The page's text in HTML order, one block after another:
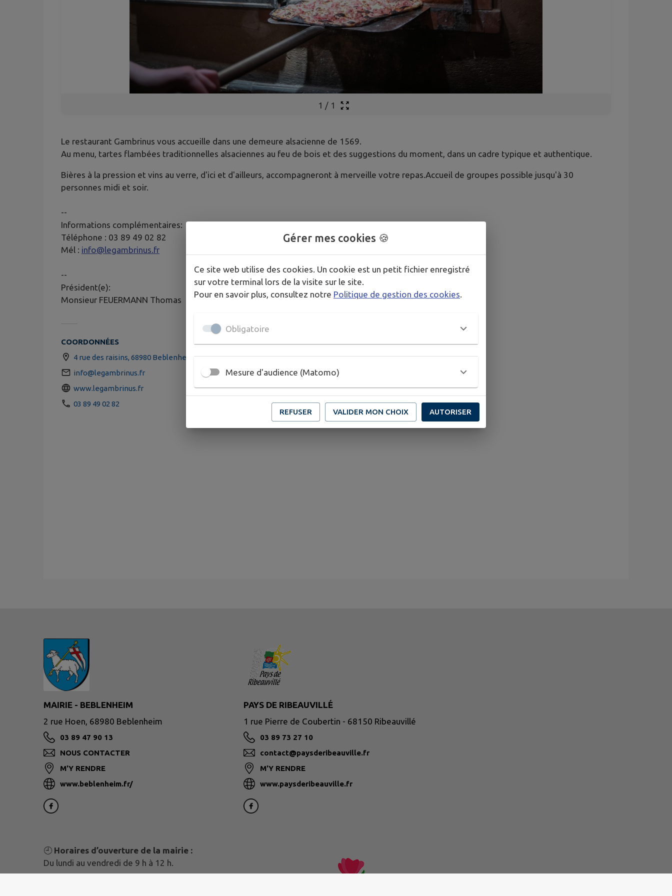
1 / 1
Le restaurant Gambrinus vous accueille dans une demeure alsacienne de 1569.
Au menu, tartes flambées traditionnelles alsaciennes au feu de bois et des suggestions du moment, dans un cadre typique et authentique.
Bières à la pression et vins au verre, d'ici et d'ailleurs, accompagneront à merveille votre repas.Accueil de groupes possible jusqu'à 30
personnes midi et soir.
--
Informations complémentaires:
Téléphone : 03 89 49 02 82
Mél : info@legambrinus.fr
--
Président(e):
Monsieur FEUERMANN Thomas
COORDONNÉES
4 rue des raisins, 68980 Beblenheim
info@legambrinus.fr
www.legambrinus.fr
03 89 49 02 82
MAIRIE - BEBLENHEIM
2 rue Hoen, 68980 Beblenheim
03 89 47 90 13
NOUS CONTACTER
M'Y RENDRE
www.beblenheim.fr/
PAYS DE RIBEAUVILLÉ
1 rue Pierre de Coubertin - 68150 Ribeauvillé
03 89 73 27 10
contact@paysderibeauville.fr
M'Y RENDRE
www.paysderibeauville.fr
🕘 Horaires d’ouverture de la mairie :
Du lundi au vendredi de 9 h à 12 h.
Gérer mes cookies 🍪
Ce site web utilise des cookies. Un cookie est un petit fichier enregistré
sur votre terminal lors de la visite sur le site.
Pour en savoir plus, consultez notre Politique de gestion des cookies.
Obligatoire
Mesure d'audience (Matomo)
REFUSER VALIDER MON CHOIX AUTORISER